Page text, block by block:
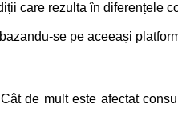
care rezulta în diferențele
se pe aceeași
de mult este afectat